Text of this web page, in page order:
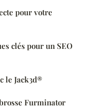
pour votre
clés pour un SEO
le Jack3d®
Furminator